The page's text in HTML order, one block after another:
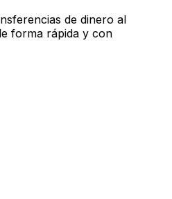
de dinero al
forma rápida y con